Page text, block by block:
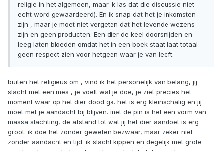
religie in het algemeen, maar ik las dat die discussie niet
echt word gewaardeerd). En ik snap dat het je inkomsten
zijn , maar je moet niet vergeten dat het levende wezens
zijn en geen producten. Een dier de keel doorsnijden en
leeg laten bloeden omdat het in een boek staat laat totaal
geen respect zien voor hetgeen waar je van leeft.
buiten het religieus om , vind ik het personelijk van belang, jij
slacht met een mes , je voelt wat je doe, je ziet precies het
moment waar op het dier dood ga. het is erg kleinschalig en jij
moet met je aandacht bij blijven. met de pin is het een vorm van
massa slachting, de afstand tot wat jij het dier aandoet is erg
groot. ik doe het zonder geweten bezwaar, maar zeker niet
zonder aandacht en tijd. ik slacht kippen en degelijk met grote